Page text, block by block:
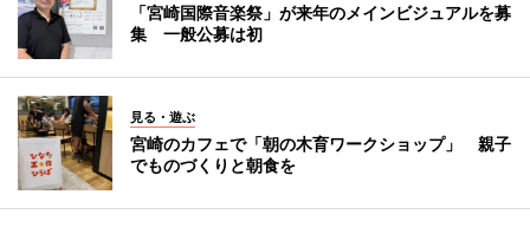
「宮崎国際音楽祭」が来年のメインビジュアルを募
集 一般公募は初
見る・遊ぶ
宮崎のカフェで「朝の木育ワークショップ」 親子
でものづくりと朝食を